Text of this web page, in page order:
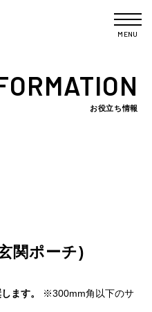
MENU
お役立ち情報
関ポーチ)
ます。
※300mm角以下のサ